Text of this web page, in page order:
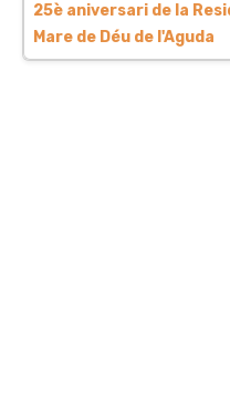
25è aniversari de la
Mare de Déu de l'Aguda